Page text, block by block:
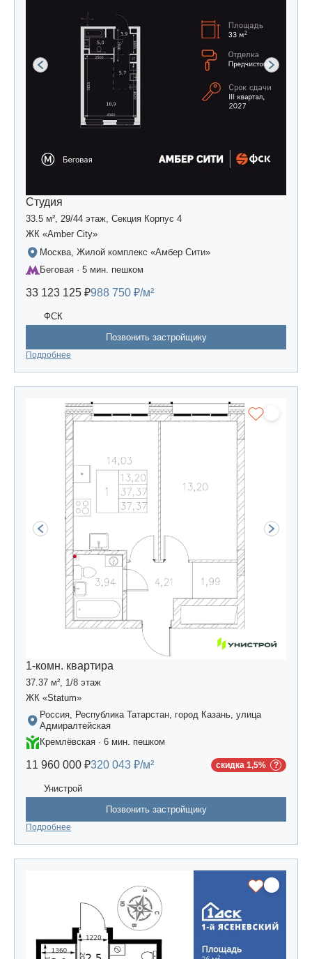
Студия
33.5 м², 29/44 этаж, Секция Корпус 4
ЖК «Amber Сity»
Москва, Жилой комплекс «Амбер Сити»
Беговая · 5 мин. пешком
33 123 125 ₽988 750 ₽/м²
ФСК
Позвонить застройщику
Подробнее
1-комн. квартира
37.37 м², 1/8 этаж
ЖК «Statum»
Россия, Республика Татарстан, город Казань, улица
Адмиралтейская
Кремлёвская · 6 мин. пешком
11 960 000 ₽320 043 ₽/м² скидка 1,5%
Унистрой
Позвонить застройщику
Подробнее